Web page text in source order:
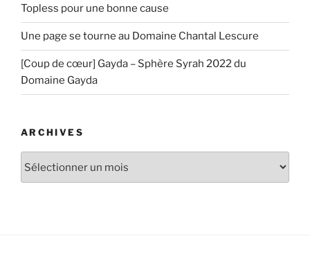
Topless pour une bonne cause
Une page se tourne au Domaine Chantal Lescure
[Coup de cœur] Gayda – Sphère Syrah 2022 du
Domaine Gayda
ARCHIVES